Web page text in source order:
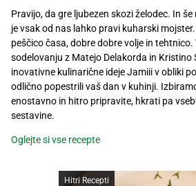
Pravijo, da gre ljubezen skozi želodec. In še
je vsak od nas lahko pravi kuharski
peščico časa, dobre dobre volje in tehtnico.
sodelovanju z Matejo Delakorda in
inovativne kulinarične ideje Jamiii v obliki
odlično popestrili vaš dan v kuhinji.
enostavno in hitro pripravite, hkrati pa
sestavine.
Oglejte si vse recepte
Hitri Recepti